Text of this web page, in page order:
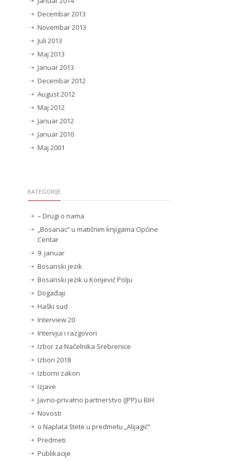
Decembar 2013
Novembar 2013
Juli 2013
Maj 2013
Januar 2013
Decembar 2012
August 2012
Maj 2012
Januar 2012
Januar 2010
Maj 2001
KATEGORIJE
– Drugi o nama
„Bosanac“ u matičnim knjigama Općine
Centar
9. januar
Bosanski jezik
Bosanski jezik u Konjević Polju
Događaji
Haški sud
Interview 20
Intervjui i razgovori
Izbor za Načelnika Srebrenice
Izbori 2018
Izborni zakon
Izjave
Javno-privatno partnerstvo (JPP) u BiH
Novosti
o Naplata štete u predmetu „Alijagić“
Predmeti
Publikacije